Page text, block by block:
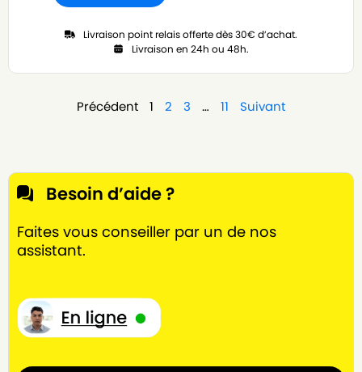
Besoin d’aide ?
Faites vous conseiller par un de nos
assistant.
Livraison point relais offerte dès 30€ d’achat.
Livraison en 24h ou 48h.
Précédent 1 2 3 … 11 Suivant